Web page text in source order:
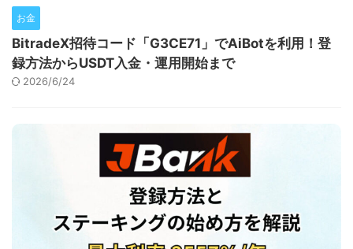
お金
BitradeX招待コード「G3CE71」でAiBotを利用！登
録方法からUSDT入金・運用開始まで
2026/6/24